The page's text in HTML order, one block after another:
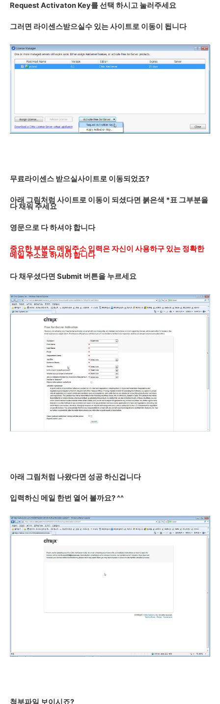
Request Activaton Key를 선택 하시고 눌러주세요
그러면 라이센스받으실수 있는 사이트로 이동이 됩니다
무료라이센스 받으실사이트로 이동되었죠?
아래 그림처럼 사이트로 이동이 되셨다면 붉은색 *표 그부분을
다 채워 주세요
영문으로 다 하셔야 합니다
중요한 부분은 메일주소 입력은 자신이 사용하구 있는 정확한
메일 주소로 하셔야 합니다
다 채우셨다면 Submit 버튼을 누르세요
아래 그림처럼 나왔다면 성공 하신겁니다
입력하신 메일 한번 열어 볼까요? ^^
첨부파일 보이시죠?